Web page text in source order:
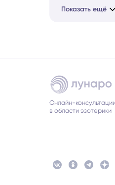
Показать ещё
Онлайн-
в области эзотерики